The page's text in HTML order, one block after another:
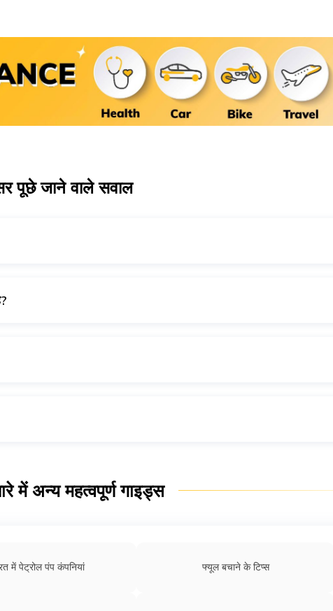
पूछे जाने वाले सवाल
करें।
में अन्य महत्वपूर्ण गाइड्स
में पेट्रोल पंप कंपनियां फ्यूल बचाने के टिप्स